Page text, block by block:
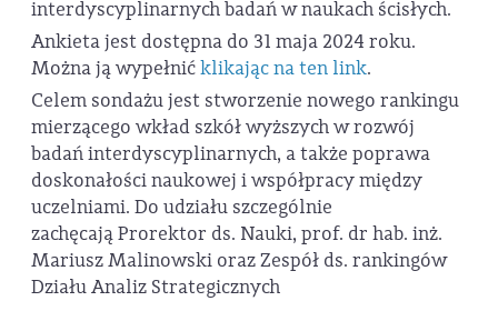
interdyscyplinarnych badań w naukach ścisłych.
Ankieta jest dostępna do 31 maja 2024 roku.
Można ją wypełnićklikając na ten link.
Celem sondażu jest stworzenie nowego rankingu
mierzącego wkład szkół wyższych w rozwój
badań interdyscyplinarnych, a także poprawa
doskonałości naukowej i współpracy między
uczelniami. Do udziału szczególnie
zachęcają Prorektor ds. Nauki, prof. dr hab. inż.
Mariusz Malinowski oraz Zespół ds. rankingów
Działu Analiz Strategicznych